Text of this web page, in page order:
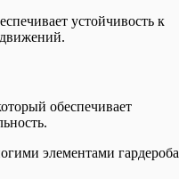
устойчивость к
обеспечивает
элементами гардероба